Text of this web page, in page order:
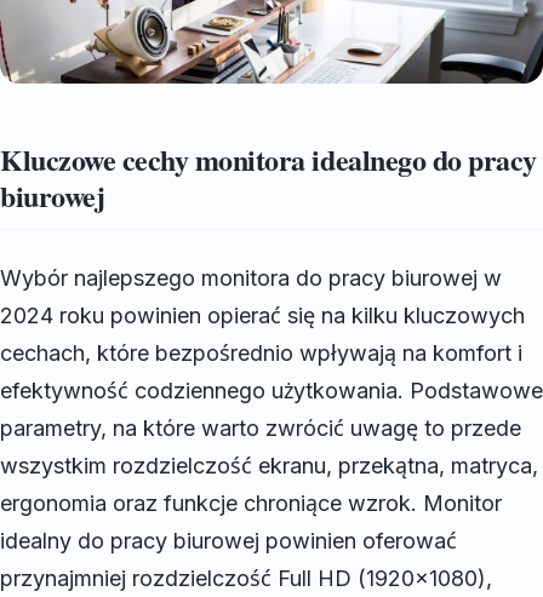
Kluczowe cechy monitora idealnego do pracy
biurowej
Wybór najlepszego monitora do pracy biurowej w
2024 roku powinien opierać się na kilku kluczowych
cechach, które bezpośrednio wpływają na komfort i
efektywność codziennego użytkowania. Podstawowe
parametry, na które warto zwrócić uwagę to przede
wszystkim rozdzielczość ekranu, przekątna, matryca,
ergonomia oraz funkcje chroniące wzrok. Monitor
idealny do pracy biurowej powinien oferować
przynajmniej rozdzielczość Full HD (1920×1080),